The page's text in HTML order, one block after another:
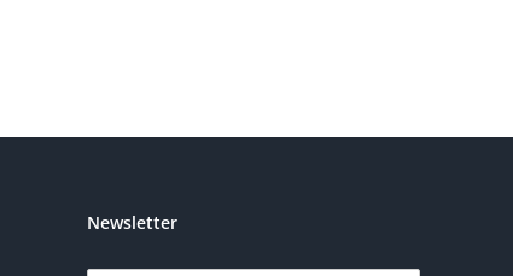
Newsletter